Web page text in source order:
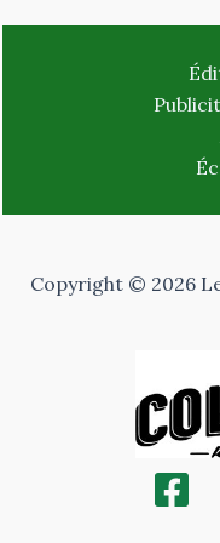
Copyright © 2026